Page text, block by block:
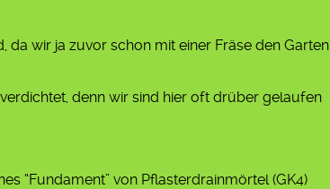
da wir ja zuvor schon mit einer Fräse den Garten
denn wir sind hier oft drüber gelaufen
“Fundament” von Pflasterdrainmörtel (GK4)